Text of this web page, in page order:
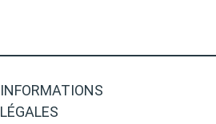
INFORMATIONS
LÉGALES